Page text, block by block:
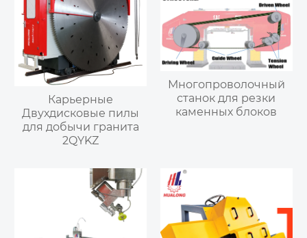
Карьерные
Двухдисковые пилы
для добычи гранита
2QYKZ
Многопроволочный
станок для резки
каменных блоков